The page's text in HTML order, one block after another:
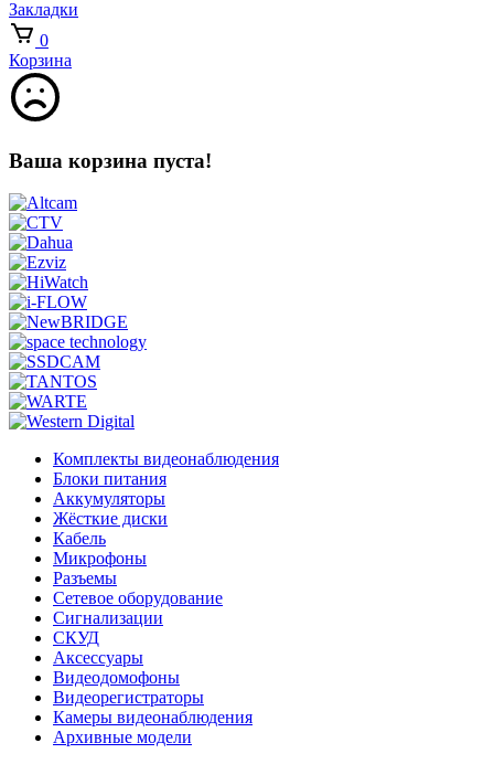
Закладки
0
Корзина
Ваша корзина пуста!
Комплекты видеонаблюдения
Блоки питания
Аккумуляторы
Жёсткие диски
Кабель
Микрофоны
Разъемы
Сетевое оборудование
Сигнализации
СКУД
Аксессуары
Видеодомофоны
Видеорегистраторы
Камеры видеонаблюдения
Архивные модели